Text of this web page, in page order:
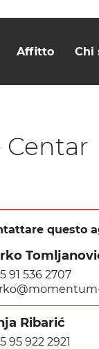
Affitto Chi
Centar
questo
91 536 2707
Ribarić
95 922 2921